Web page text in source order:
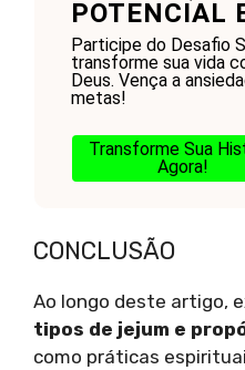
POTENCIAL
Participe do Desafio
transforme sua vida
Deus. Vença a
metas!
Transforme Sua
Agora!
CONCLUSÃO
Ao longo deste artigo,
tipos de jejum e
como práticas